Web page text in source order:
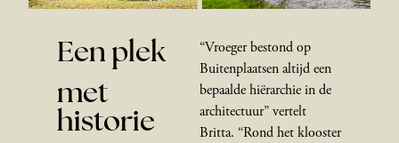
Een plek
met
historie
“Vroeger bestond op
Buitenplaatsen altijd een
bepaalde hiërarchie in de
architectuur” vertelt
Britta. “Rond het klooster